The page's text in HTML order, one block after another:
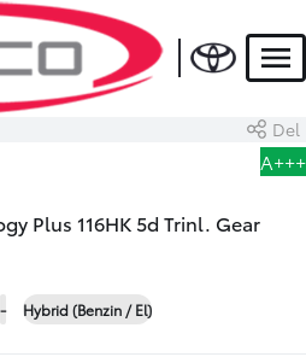
Beregn byttepris Del
Plus 116HK 5d Trinl. Gear
A+++
+17
- Hybrid (Benzin / El)